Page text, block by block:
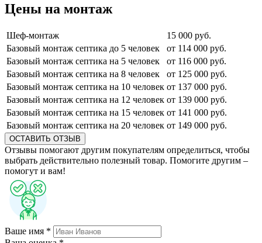
Цены на монтаж
Шеф-монтаж
15 000 руб.
Базовый монтаж септика до 5 человек
от 114 000 руб.
Базовый монтаж септика на 5 человек
от 116 000 руб.
Базовый монтаж септика на 8 человек
от 125 000 руб.
Базовый монтаж септика на 10 человек от 137 000 руб.
Базовый монтаж септика на 12 человек от 139 000 руб.
Базовый монтаж септика на 15 человек от 141 000 руб.
Базовый монтаж септика на 20 человек от 149 000 руб.
ОСТАВИТЬ ОТЗЫВ
Отзывы помогают другим покупателям определиться, чтобы
выбрать действительно полезный товар. Помогите другим –
помогут и вам!
Ваше имя *